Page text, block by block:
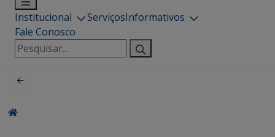
Institucional ServiçosInformativos
Fale Conosco
Pesquisar
por: